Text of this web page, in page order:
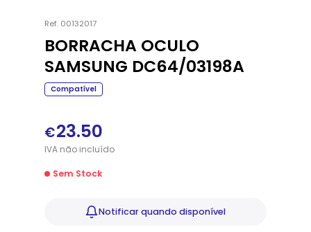
Ref. 00132017
BORRACHA OCULO
SAMSUNG DC64/03198A
Compatível
€23.50
IVAnãoincluído
Sem Stock
Notificarquando disponível